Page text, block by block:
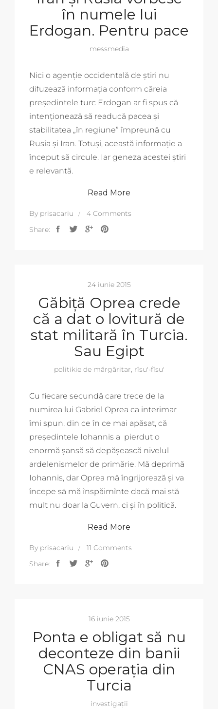
în numele lui
Erdogan. Pentru pace
messmedia
Nici o agenție occidentală de știri nu
difuzează informația conform căreia
președintele turc Erdogan ar fi spus că
intenționează să readucă pacea și
stabilitatea „în regiune” împreună cu
Rusia și Iran. Totuși, această informație a
început să circule. Iar geneza acestei știri
e relevantă.
Read More
By prisacariu
4 Comments
Share:
24 iunie 2015
Găbiță Oprea crede
că a dat o lovitură de
stat militară în Turcia.
Sau Egipt
politikie de mărgăritar, rîsu'-fîsu'
Cu fiecare secundă care trece de la
numirea lui Gabriel Oprea ca interimar
îmi spun, din ce în ce mai apăsat, că
președintele Iohannis a pierdut o
enormă șansă să depășească nivelul
ardelenismelor de primărie. Mă deprimă
Iohannis, dar Oprea mă îngrijorează și va
începe să mă înspăimînte dacă mai stă
mult nu doar la Guvern, ci și în politică.
Read More
By prisacariu
11 Comments
Share:
16 iunie 2015
Ponta e obligat să nu
deconteze din banii
CNAS operația din
Turcia
investigații